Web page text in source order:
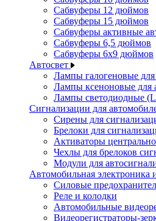
Сабвуферы 12 дюймов
Сабвуферы 15 дюймов
Сабвуферы активные
Сабвуферы 6,5 дюймов
Сабвуферы 6x9 дюймов
Автосвет
Лампы галогеновые для
Лампы ксеноновые для
Лампы светодиодные
Сигнализации для
Сирены для
Брелоки для
Активаторы
Чехлы для брелоков
Модули для
Автомобильная электроника
Силовые
Реле и колодки
Автомобильные
Видеорегистраторы-